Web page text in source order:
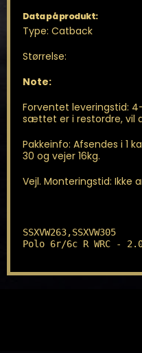
Data på produkt:
Type: Catback
Størrelse:
Note:
Forventet leveringstid:
sættet er i restordre, vil
Pakkeinfo: Afsendes i 1
30 og vejer 16kg.
Vejl. Monteringstid: Ikke
SSXVW263,SSXVW305
Polo 6r/6c R WRC -